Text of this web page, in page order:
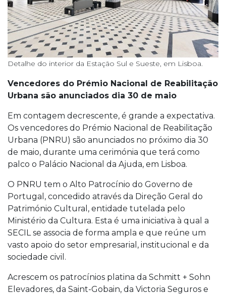
Detalhe do interior da Estação Sul e Sueste, em Lisboa.
Vencedores do Prémio Nacional de Reabilitação
Urbana são anunciados dia 30 de maio
Em contagem decrescente, é grande a expectativa.
Os vencedores do Prémio Nacional de Reabilitação
Urbana (PNRU) são anunciados no próximo dia 30
de maio, durante uma cerimónia que terá como
palco o Palácio Nacional da Ajuda, em Lisboa.
O PNRU tem o Alto Patrocínio do Governo de
Portugal, concedido através da Direção Geral do
Património Cultural, entidade tutelada pelo
Ministério da Cultura. Esta é uma iniciativa à qual a
SECIL se associa de forma ampla e que reúne um
vasto apoio do setor empresarial, institucional e da
sociedade civil.
Acrescem os patrocínios platina da Schmitt + Sohn
Elevadores, da Saint-Gobain, da Victoria Seguros e